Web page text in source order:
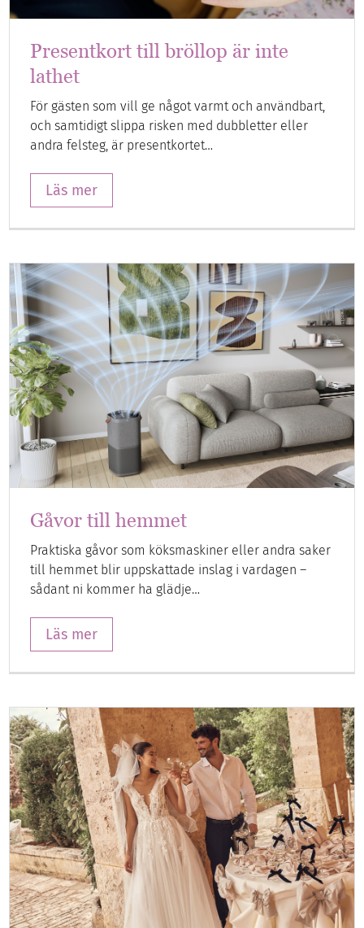
Presentkort till bröllop är inte
lathet
För gästen som vill ge något varmt och användbart,
och samtidigt slippa risken med dubbletter eller
andra felsteg, är presentkortet…
Läs mer
Gåvor till hemmet
Praktiska gåvor som köksmaskiner eller andra saker
till hemmet blir uppskattade inslag i vardagen –
sådant ni kommer ha glädje…
Läs mer